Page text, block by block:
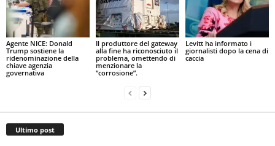
Agente NICE: Donald
Trump sostiene la
ridenominazione della
chiave agenzia
governativa
Il produttore del gateway
alla fine ha riconosciuto il
problema, omettendo di
menzionare la
“corrosione”.
Levitt ha informato i
giornalisti dopo la cena di
caccia
Ultimo post